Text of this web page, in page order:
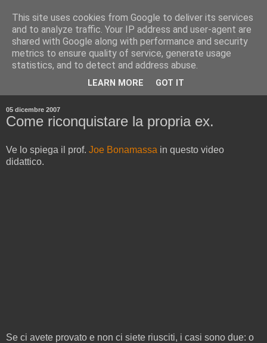
05 dicembre 2007
Come riconquistare la propria ex.
Ve lo spiega il prof. Joe Bonamassa in questo video
didattico.
Se ci avete provato e non ci siete riusciti, i casi sono due: o
This site uses cookies from Google to deliver its services
and to analyze traffic. Your IP address and user-agent are
shared with Google along with performance and security
metrics to ensure quality of service, generate usage
statistics, and to detect and address abuse.
LEARN MORE GOT IT